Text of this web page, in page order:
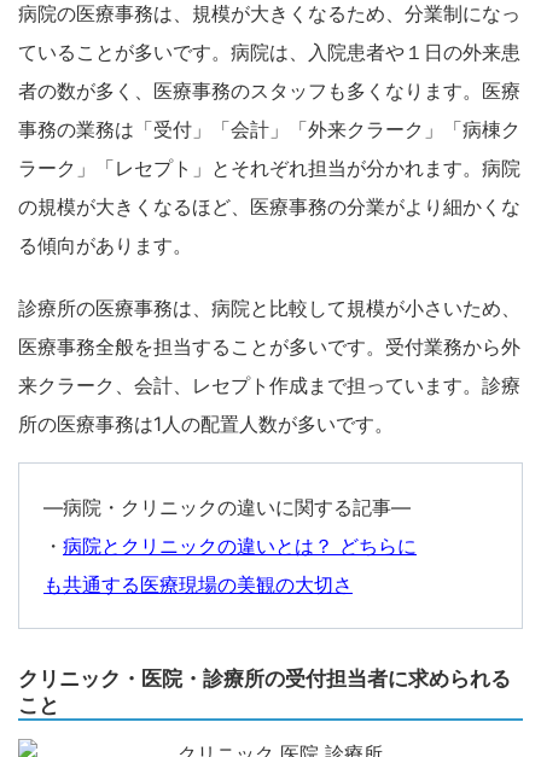
病院の医療事務は、規模が大きくなるため、分業制になっ
ていることが多いです。病院は、入院患者や１日の外来患
者の数が多く、医療事務のスタッフも多くなります。医療
事務の業務は「受付」「会計」「外来クラーク」「病棟ク
ラーク」「レセプト」とそれぞれ担当が分かれます。病院
の規模が大きくなるほど、医療事務の分業がより細かくな
る傾向があります。
診療所の医療事務は、病院と比較して規模が小さいため、
医療事務全般を担当することが多いです。受付業務から外
来クラーク、会計、レセプト作成まで担っています。診療
所の医療事務は1人の配置人数が多いです。
―病院・クリニックの違いに関する記事―
・ 病院とクリニックの違いとは？ どちらに
も共通する医療現場の美観の大切さ
クリニック・医院・診療所の受付担当者に求められる
こと